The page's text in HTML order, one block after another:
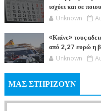
ισχύει και σε
Unknown
«Καίνε» τους
από 2,27 ευρώ η
Unknown
ΜΑΣ ΣΤΗΡΙΖΟΥΝ